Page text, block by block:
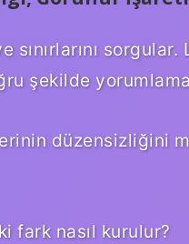
sınırlarını
şekilde
düzensizliğini
fark nasıl kurulur?